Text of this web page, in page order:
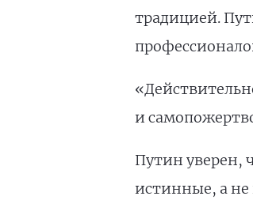
традицией.
и
Путин уверен,
истинные, а